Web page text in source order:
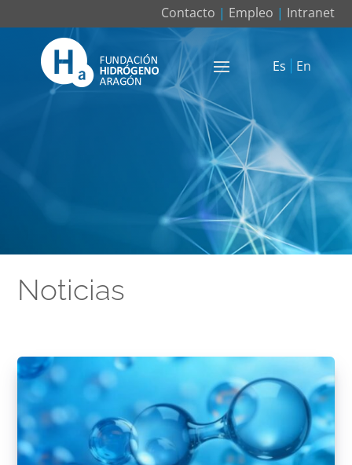
Contacto | Empleo | Intranet
Es En
Noticias